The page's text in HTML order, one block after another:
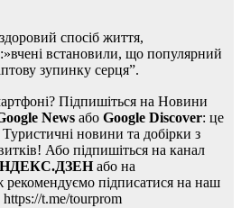
спосіб життя,
встановили, що популярний
зупинку серця”.
Підпишіться на Новини
News або Google Discover: це
Туристичні новини та добірки з
Або підпишіться на канал
або на
рекомендуємо підписатися на наш
https://t.me/tourprom